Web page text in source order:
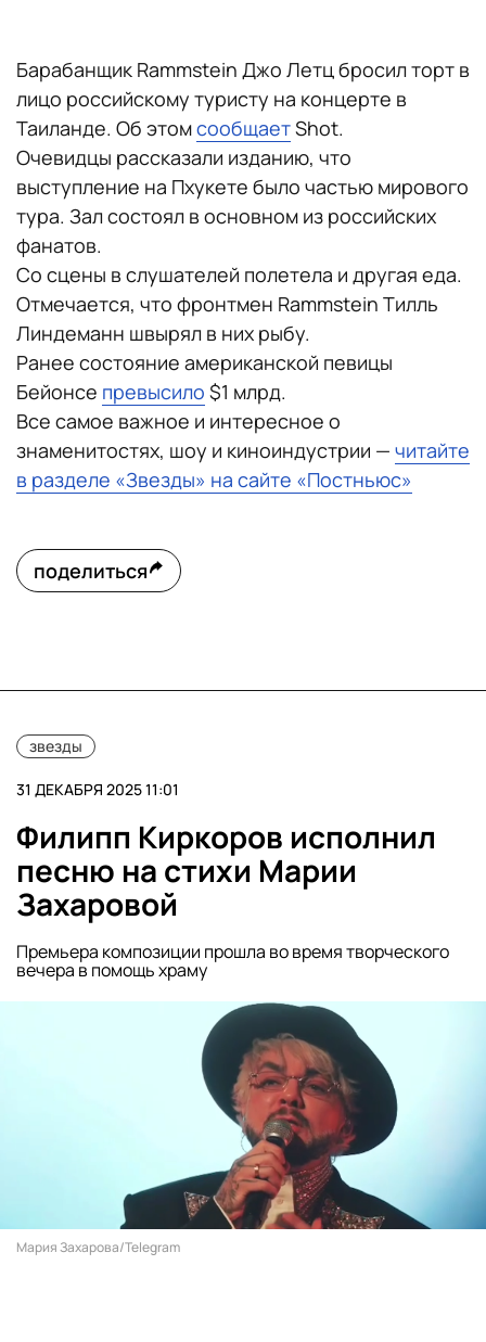
Барабанщик Rammstein Джо Летц бросил торт в
лицо российскому туристу на концерте в
Таиланде. Об этомсообщаетShot.
Очевидцы рассказали изданию, что
выступление на Пхукете было частью мирового
тура. Зал состоял в основном из российских
фанатов.
Со сцены в слушателей полетела и другая еда.
Отмечается, что фронтмен Rammstein Тилль
Линдеманн швырял в них рыбу.
Ранее состояние американской певицы
Бейонсе превысило $1 млрд.
Все самое важное и интересное о
знаменитостях, шоу и киноиндустрии — читайте
в разделе «Звезды» на сайте «Постньюс»
поделиться
звезды
31 ДЕКАБРЯ 2025 11:01
Филипп Киркоров исполнил
песню на стихи Марии
Захаровой
Премьера композиции прошла во время творческого
вечера в помощь храму
Мария Захарова/Telegram